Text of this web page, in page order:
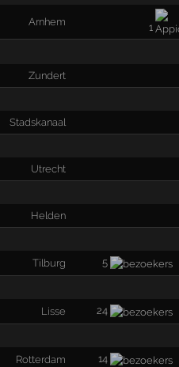
Arnhem 1
Zundert
Stadskanaal
Utrecht
Helden
Tilburg 5
Lisse 24
Rotterdam 14